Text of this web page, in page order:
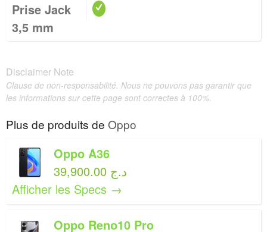
Prise Jack
3,5 mm
Disclaimer Note
Clause de non-responsabilité. Nous ne pouvons pas garantir que
les informations sur cette page sont correctes à 100%.
Plus de produits de Oppo
Oppo A36
39,900.00 د.ج
Afficher les Specs →
Oppo Reno10 Pro